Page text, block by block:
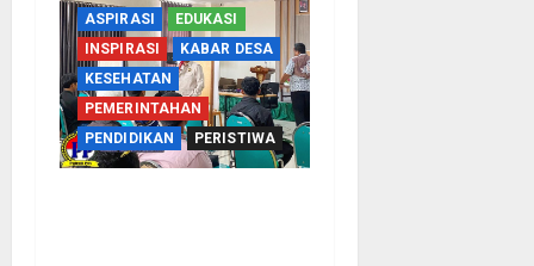
ASPIRASI
EDUKASI
INSPIRASI
KABAR DESA
KESEHATAN
PEMERINTAHAN
PENDIDIKAN
PERISTIWA